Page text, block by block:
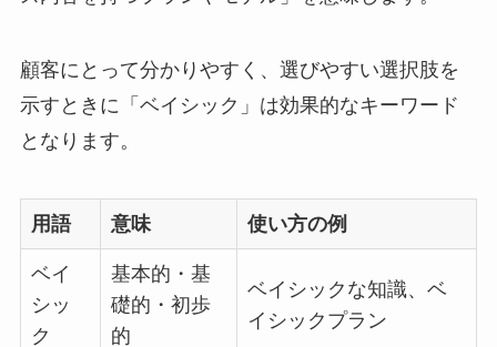
顧客にとって分かりやすく、選びやすい選択肢を
示すときに「ベイシック」は効果的なキーワード
となります。
用語 意味 使い方の例
ベイ
シッ
ク
基本的・基
礎的・初歩
的
ベイシックな知識、ベ
イシックプラン